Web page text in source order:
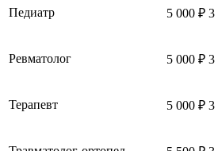
Педиатр 5 000 ₽ 3
Ревматолог 5 000 ₽ 3
Терапевт 5 000 ₽ 3